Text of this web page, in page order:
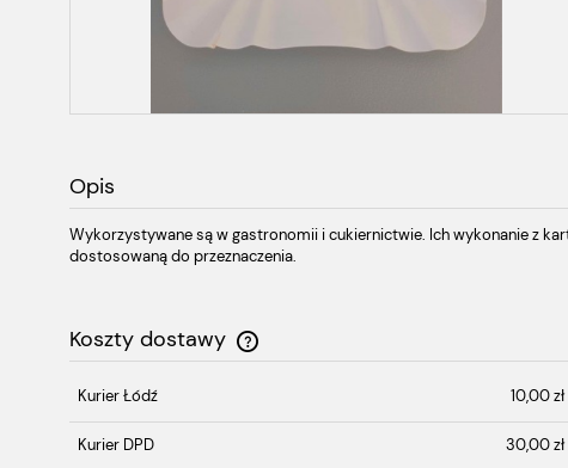
Opis
Wykorzystywane są w gastronomii i cukiernictwie. Ich wykonanie z
dostosowaną do przeznaczenia.
Koszty dostawy
Cena nie zawiera ewentualnych kosztów
płatności
Kurier Łódź 10,00 zł
Kurier DPD 30,00 zł